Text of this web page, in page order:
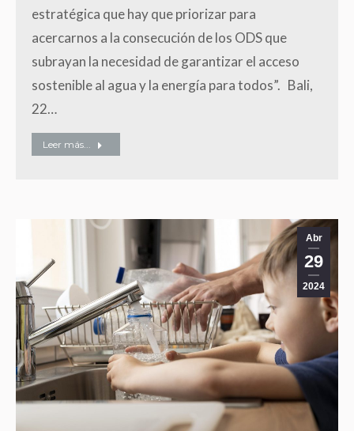
estratégica que hay que priorizar para
acercarnos a la consecución de los ODS que
subrayan la necesidad de garantizar el acceso
sostenible al agua y la energía para todos”. Bali,
22…
Leer más...
Abr
29
2024